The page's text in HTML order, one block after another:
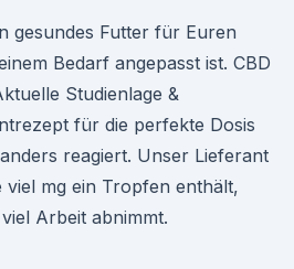
gesundes Futter für Euren
Bedarf angepasst ist. CBD
Studienlage &
für die perfekte Dosis
reagiert. Unser Lieferant
viel mg ein Tropfen enthält,
Arbeit abnimmt.